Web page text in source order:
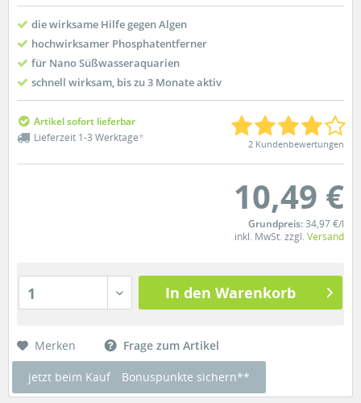
die wirksame Hilfe gegen Algen
hochwirksamer Phosphatentferner
für Nano Süßwasseraquarien
schnell wirksam, bis zu 3 Monate aktiv
Artikel sofort lieferbar
Lieferzeit 1-3 Werktage* 2 Kundenbewertungen
10,49 €
Grundpreis:34,97 €/l
inkl. MwSt. zzgl. Versand
1 In den Warenkorb
Merken Frage zum Artikel
jetzt beim Kauf Bonuspunkte sichern**